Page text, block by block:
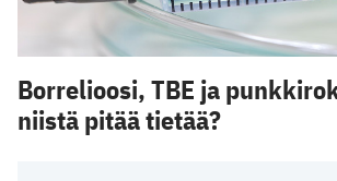
Borrelioosi, TBE ja
niistä pitää tietää?